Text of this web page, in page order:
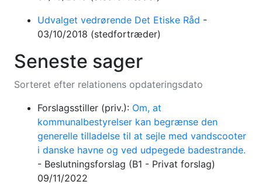
Udvalget vedrørende Det Etiske Råd -
03/10/2018 (stedfortræder)
Seneste sager
Sorteret efter relationens opdateringsdato
Forslagsstiller (priv.): Om, at
kommunalbestyrelser kan begrænse den
generelle tilladelse til at sejle med vandscooter
i danske havne og ved udpegede badestrande.
- Beslutningsforslag (B1 - Privat forslag)
09/11/2022